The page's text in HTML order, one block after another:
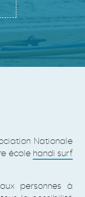
Nationale
école handi surf
personnes à